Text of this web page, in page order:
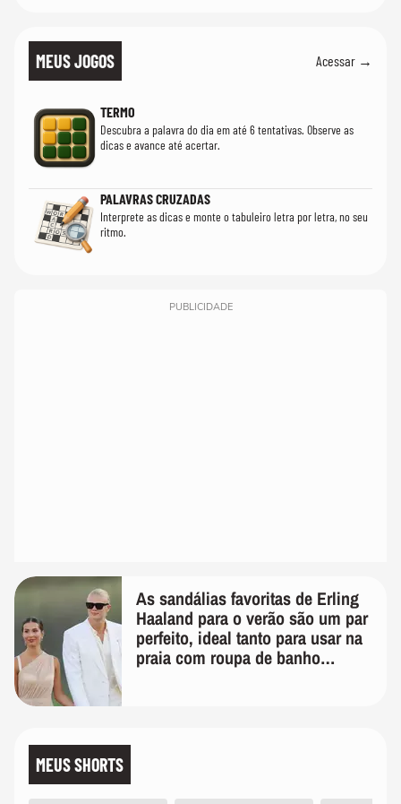
MEUS JOGOS Acessar →
TERMO
Descubra a palavra do dia em até 6 tentativas. Observe as
dicas e avance até acertar.
PALAVRAS CRUZADAS
Interprete as dicas e monte o tabuleiro letra por letra, no seu
ritmo.
PUBLICIDADE
As sandálias favoritas de Erling
Haaland para o verão são um par
perfeito, ideal tanto para usar na
praia com roupa de banho
MEUS SHORTS